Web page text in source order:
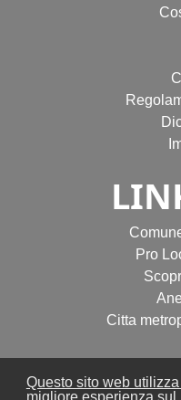
Questo sito web
Pro
Citta